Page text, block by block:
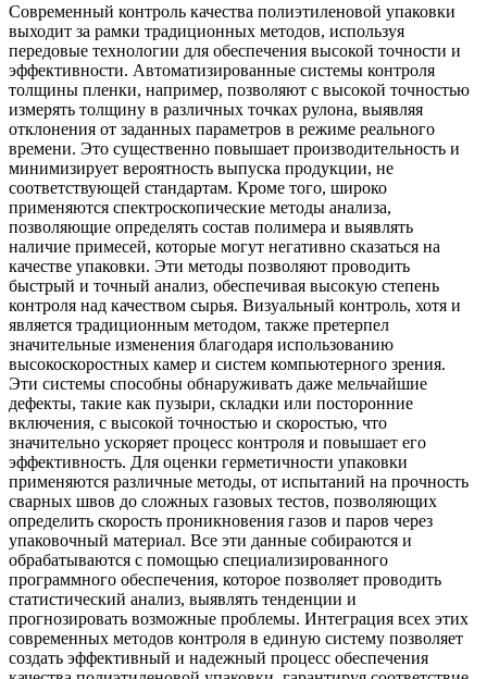
Современный контроль качества полиэтиленовой упаковки
выходит за рамки традиционных методов, используя
передовые технологии для обеспечения высокой точности и
эффективности. Автоматизированные системы контроля
толщины пленки, например, позволяют с высокой точностью
измерять толщину в различных точках рулона, выявляя
отклонения от заданных параметров в режиме реального
времени. Это существенно повышает производительность и
минимизирует вероятность выпуска продукции, не
соответствующей стандартам. Кроме того, широко
применяются спектроскопические методы анализа,
позволяющие определять состав полимера и выявлять
наличие примесей, которые могут негативно сказаться на
качестве упаковки. Эти методы позволяют проводить
быстрый и точный анализ, обеспечивая высокую степень
контроля над качеством сырья. Визуальный контроль, хотя и
является традиционным методом, также претерпел
значительные изменения благодаря использованию
высокоскоростных камер и систем компьютерного зрения.
Эти системы способны обнаруживать даже мельчайшие
дефекты, такие как пузыри, складки или посторонние
включения, с высокой точностью и скоростью, что
значительно ускоряет процесс контроля и повышает его
эффективность. Для оценки герметичности упаковки
применяются различные методы, от испытаний на прочность
сварных швов до сложных газовых тестов, позволяющих
определить скорость проникновения газов и паров через
упаковочный материал. Все эти данные собираются и
обрабатываются с помощью специализированного
программного обеспечения, которое позволяет проводить
статистический анализ, выявлять тенденции и
прогнозировать возможные проблемы. Интеграция всех этих
современных методов контроля в единую систему позволяет
создать эффективный и надежный процесс обеспечения